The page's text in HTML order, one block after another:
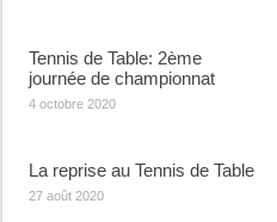
Tennis de Table: 2ème
journée de championnat
4 octobre 2020
La reprise au Tennis de Table
27 août 2020